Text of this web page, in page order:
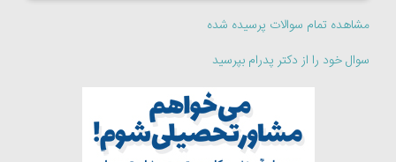
مشاهده تمام سوالات پرسیده شده
سوال خود را از دکتر پدرام بپرسید